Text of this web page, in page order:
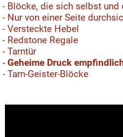
- Blöcke, die sich selbst und
- Nur von einer Seite
- Versteckte Hebel
- Redstone Regale
- Tarntür
- Geheime Druck
- Tarn-Geister-Blöcke